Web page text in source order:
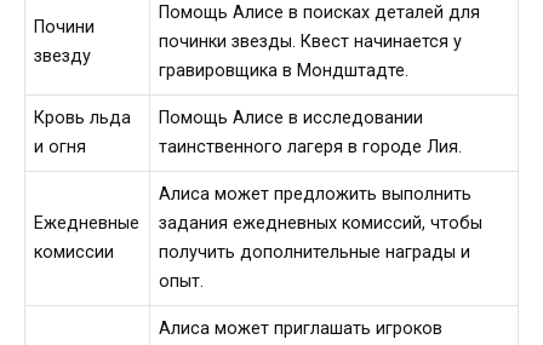
Почини
звезду
Помощь Алисе в поисках деталей для
починки звезды. Квест начинается у
гравировщика в Мондштадте.
Кровь льда
и огня
Помощь Алисе в исследовании
таинственного лагеря в городе Лия.
Ежедневные
комиссии
Алиса может предложить выполнить
задания ежедневных комиссий, чтобы
получить дополнительные награды и
опыт.
Алиса может приглашать игроков